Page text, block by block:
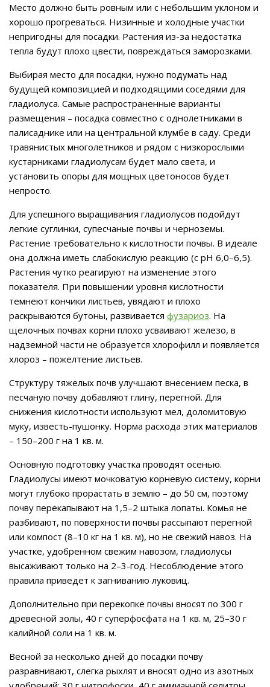
Место должно быть ровным или с небольшим уклоном и
хорошо прогреваться. Низинные и холодные участки
непригодны для посадки. Растения из-за недостатка
тепла будут плохо цвести, повреждаться заморозками.
Выбирая место для посадки, нужно подумать над
будущей композицией и подходящими соседями для
гладиолуса. Самые распространенные варианты
размещения – посадка совместно с однолетниками в
палисаднике или на центральной клумбе в саду. Среди
травянистых многолетников и рядом с низкорослыми
кустарниками гладиолусам будет мало света, и
установить опоры для мощных цветоносов будет
непросто.
Для успешного выращивания гладиолусов подойдут
легкие суглинки, супесчаные почвы и черноземы.
Растение требовательно к кислотности почвы. В идеале
она должна иметь слабокислую реакцию (с pH 6,0–6,5).
Растения чутко реагируют на изменение этого
показателя. При повышении уровня кислотности
темнеют кончики листьев, увядают и плохо
раскрываются бутоны, развивается фузариоз. На
щелочных почвах корни плохо усваивают железо, в
надземной части не образуется хлорофилл и появляется
хлороз – пожелтение листьев.
Структуру тяжелых почв улучшают внесением песка, в
песчаную почву добавляют глину, перегной. Для
снижения кислотности используют мел, доломитовую
муку, известь-пушонку. Норма расхода этих материалов
– 150–200 г на 1 кв. м.
Основную подготовку участка проводят осенью.
Гладиолусы имеют мочковатую корневую систему, корни
могут глубоко прорастать в землю – до 50 см, поэтому
почву перекапывают на 1,5–2 штыка лопаты. Комья не
разбивают, по поверхности почвы рассыпают перегной
или компост (8–10 кг на 1 кв. м), но не свежий навоз. На
участке, удобренном свежим навозом, гладиолусы
высаживают только на 2–3-год. Несоблюдение этого
правила приведет к загниванию луковиц.
Дополнительно при перекопке почвы вносят по 300 г
древесной золы, 40 г суперфосфата на 1 кв. м, 25–30 г
калийной соли на 1 кв. м.
Весной за несколько дней до посадки почву
разравнивают, слегка рыхлят и вносят одно из азотных